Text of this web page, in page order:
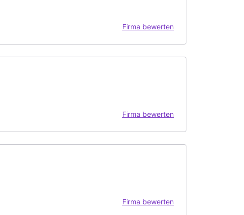
Firma bewerten
Firma bewerten
Firma bewerten